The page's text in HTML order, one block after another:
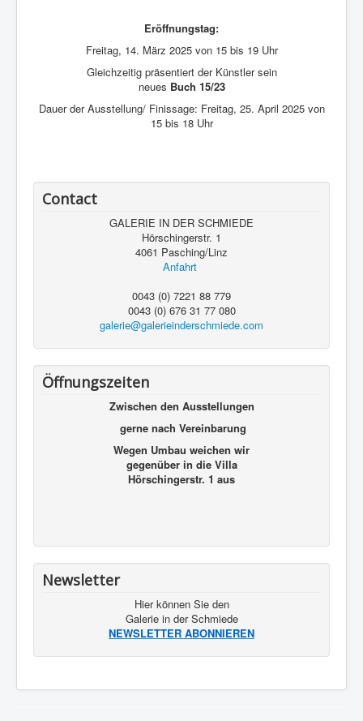
Eröffnungstag:
Freitag, 14. März 2025 von 15 bis 19 Uhr
Gleichzeitig präsentiert der Künstler sein
neues Buch 15/23
Dauer der Ausstellung/ Finissage: Freitag, 25. April 2025 von
15 bis 18 Uhr
Contact
GALERIE IN DER SCHMIEDE
Hörschingerstr. 1
4061 Pasching/Linz
Anfahrt
0043 (0) 7221 88 779
0043 (0) 676 31 77 080
galerie@galerieinderschmiede.com
Öffnungszeiten
Zwischen den Ausstellungen
gerne nach Vereinbarung
Wegen Umbau weichen wir
gegenüber in die Villa
Hörschingerstr. 1 aus
Newsletter
Hier können Sie den
Galerie in der Schmiede
NEWSLETTER ABONNIEREN